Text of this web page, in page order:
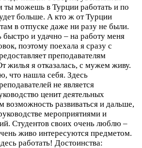
ты можешь в Турции работать и по
больше. А кто ж от Турции
в отпуске даже ни разу не были.
и удачно – на работу меня
поэтому поехала я сразу с
преподавателям
жилья я отказалась, с мужем живу.
что нашла себя. Здесь
не является
ценит деятельных
возможность развиваться и дальше,
мероприятиями и
Студентов своих очень люблю –
живо интересуются предметом.
работать! Достоинства: